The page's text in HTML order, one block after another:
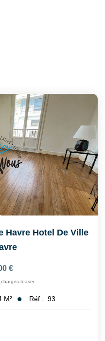
Havre Hotel De Ville
€
M² Réf : 93